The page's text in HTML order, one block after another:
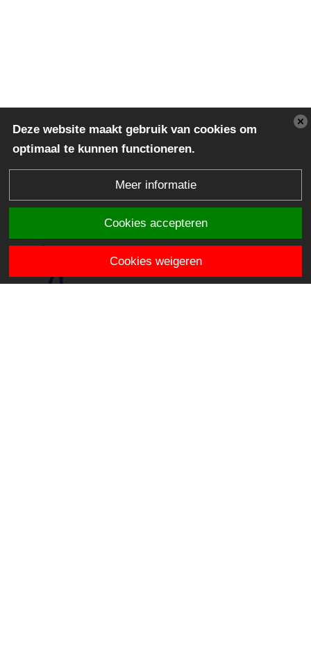
Deze website maakt gebruik van cookies om
optimaal te kunnen functioneren.
Meer informatie
Cookies accepteren
Cookies weigeren